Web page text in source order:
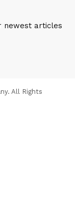
newest articles
All Rights